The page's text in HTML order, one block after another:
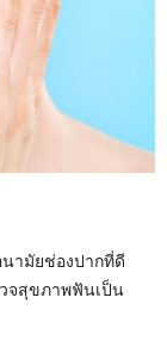
นามัยช่องปากที่ดี
จสุขภาพฟันเป็น